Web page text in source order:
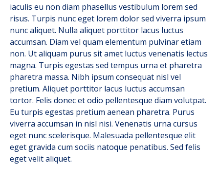
iaculis eu non diam phasellus vestibulum lorem sed
risus. Turpis nunc eget lorem dolor sed viverra ipsum
nunc aliquet. Nulla aliquet porttitor lacus luctus
accumsan. Diam vel quam elementum pulvinar etiam
non. Ut aliquam purus sit amet luctus venenatis lectus
magna. Turpis egestas sed tempus urna et pharetra
pharetra massa. Nibh ipsum consequat nisl vel
pretium. Aliquet porttitor lacus luctus accumsan
tortor. Felis donec et odio pellentesque diam volutpat.
Eu turpis egestas pretium aenean pharetra. Purus
viverra accumsan in nisl nisi. Venenatis urna cursus
eget nunc scelerisque. Malesuada pellentesque elit
eget gravida cum sociis natoque penatibus. Sed felis
eget velit aliquet.